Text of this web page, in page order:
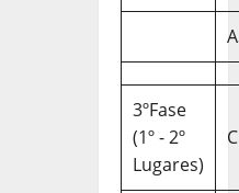
3ºFase
(1º - 2º
Lugares)